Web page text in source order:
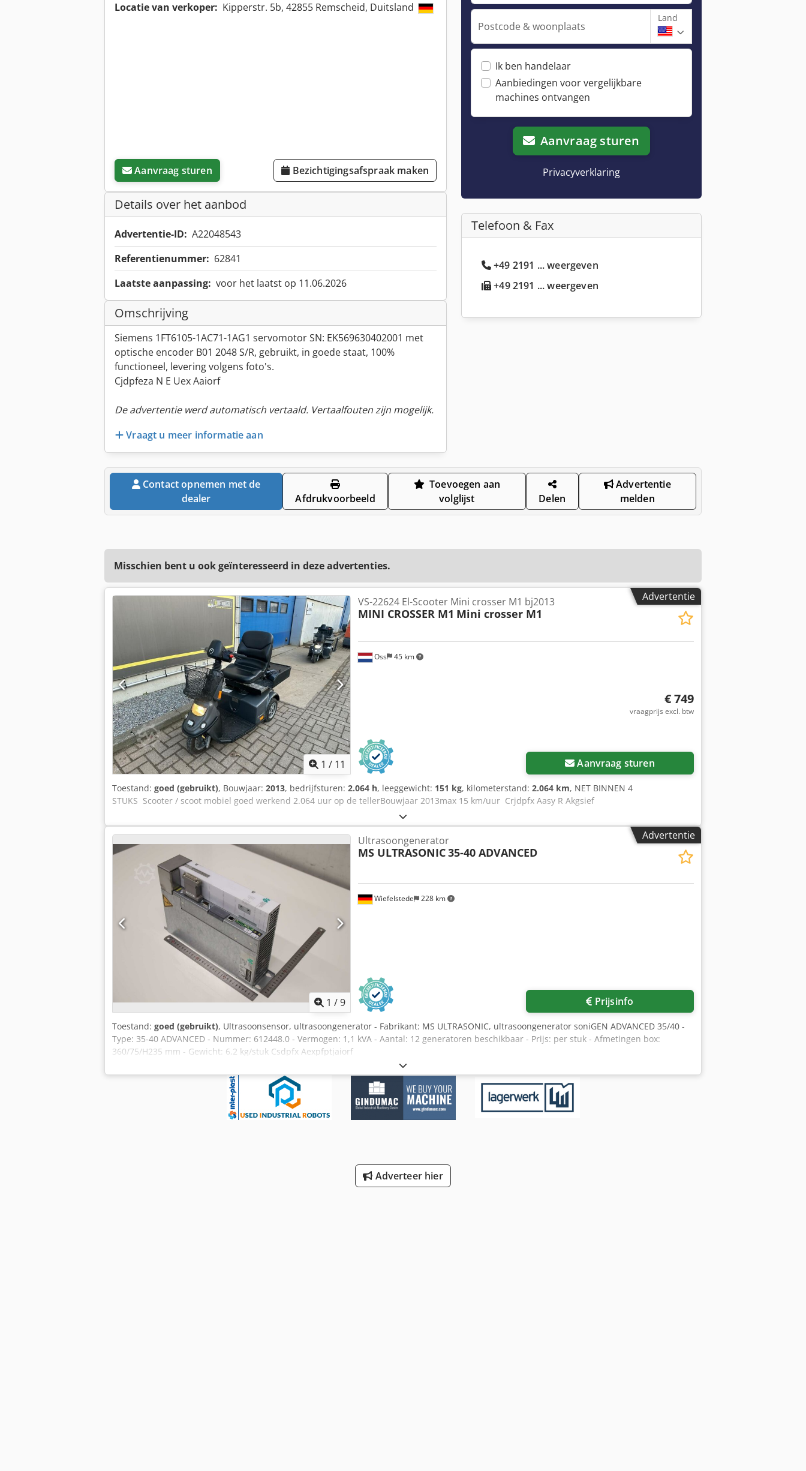
Locatie van verkoper: Kipperstr. 5b, 42855 Remscheid, Duitsland
Aanvraag sturen Bezichtigingsafspraak maken
Details over het aanbod
Advertentie-ID: A22048543
Referentienummer: 62841
Laatste aanpassing: voor het laatst op 11.06.2026
Omschrijving
Siemens 1FT6105-1AC71-1AG1 servomotor SN: EK569630402001 met
optische encoder B01 2048 S/R, gebruikt, in goede staat, 100%
functioneel, levering volgens foto's.
Cjdpfeza N E Uex Aaiorf
De advertentie werd automatisch vertaald. Vertaalfouten zijn mogelijk.
Vraagt u meer informatie aan
Postcode & woonplaats
Land
Ik ben handelaar
Aanbiedingen voor vergelijkbare
machines ontvangen
Aanvraag sturen
Privacyverklaring
Telefoon & Fax
+49 2191 ... weergeven
+49 2191 ... weergeven
Contact opnemen met de
dealer
Afdrukvoorbeeld
Toevoegen aan
volglijst
Delen
Advertentie
melden
Misschien bent u ook geïnteresseerd in deze advertenties.
Advertentie
1 / 11
Oss 45 km
VS-22624 El-Scooter Mini crosser M1 bj2013
MINI CROSSER M1 Mini crosser M1
€ 749
vraagprijs excl. btw
Aanvraag sturen
Toestand: goed (gebruikt), Bouwjaar: 2013, bedrijfsturen: 2.064 h, leeggewicht: 151 kg, kilometerstand: 2.064 km, NET BINNEN 4
STUKS Scooter / scoot mobiel goed werkend 2.064 uur op de tellerBouwjaar 2013max 15 km/uur Crjdpfx Aasy R Akgsief
Advertentie
1 /9
Wiefelstede 228 km
Ultrasoongenerator
MS ULTRASONIC35-40 ADVANCED
Prijsinfo
Toestand: goed (gebruikt), Ultrasoonsensor, ultrasoongenerator - Fabrikant: MS ULTRASONIC, ultrasoongenerator soniGEN ADVANCED 35/40 -
Type: 35-40 ADVANCED - Nummer: 612448.0 - Vermogen: 1,1 kVA - Aantal: 12 generatoren beschikbaar - Prijs: per stuk - Afmetingen box:
360/75/H235 mm - Gewicht: 6,2 kg/stuk Csdpfx Aexpfptjaiorf
Adverteer hier